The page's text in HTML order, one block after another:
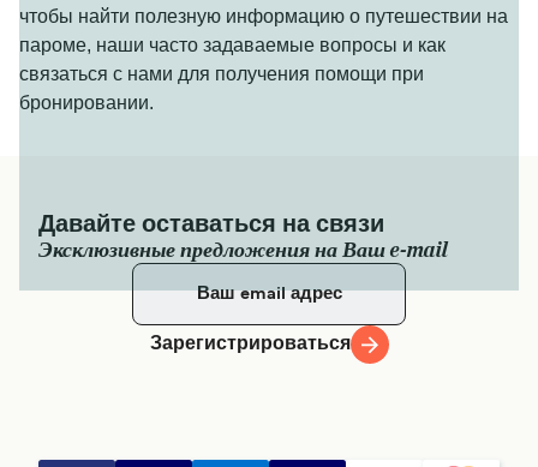
чтобы найти полезную информацию о путешествии на
пароме, наши часто задаваемые вопросы и как
связаться с нами для получения помощи при
бронировании.
Давайте оставаться на связи
Эксклюзивные предложения на Ваш e-mail
Зарегистрироваться